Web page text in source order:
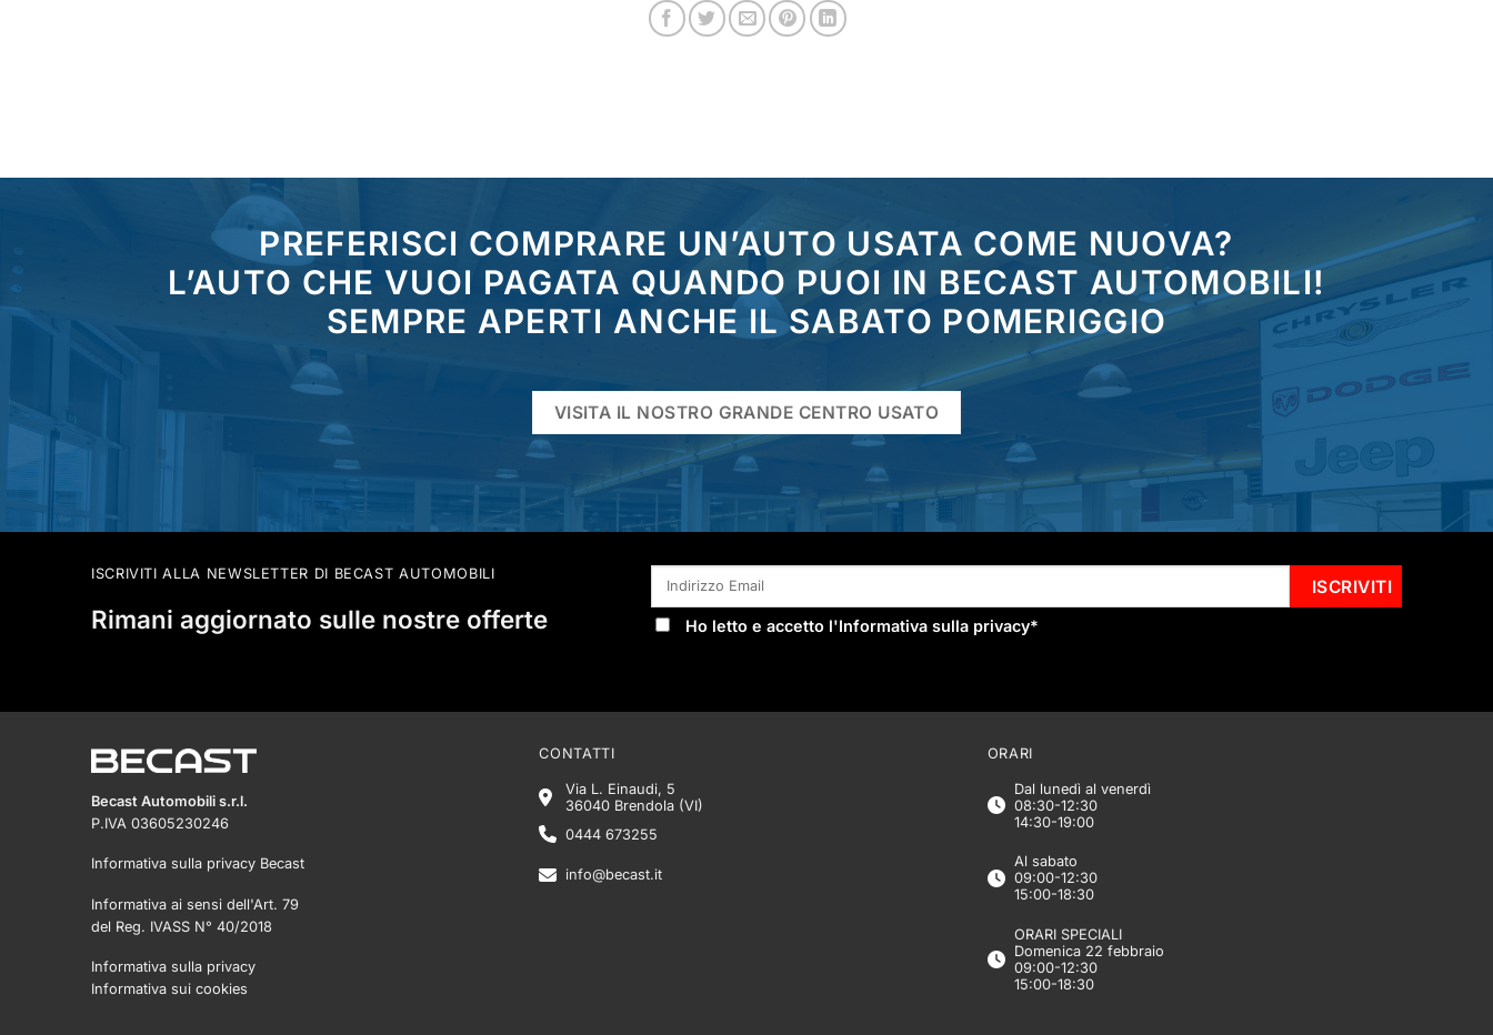
PREFERISCI COMPRARE UN’AUTO USATA COME NUOVA?
L’AUTO CHE VUOI PAGATA QUANDO PUOI IN BECAST AUTOMOBILI!
SEMPRE APERTI ANCHE IL SABATO POMERIGGIO
VISITA IL NOSTRO GRANDE CENTRO USATO
ISCRIVITI ALLA NEWSLETTER DI BECAST AUTOMOBILI
Rimani aggiornato sulle nostre offerte Ho letto e accetto l'Informativa sulla privacy*
Becast Automobili s.r.l.
P.IVA 03605230246
Informativa sulla privacy Becast
Informativa ai sensi dell'Art. 79
del Reg. IVASS N° 40/2018
Informativa sulla privacy
Informativa sui cookies
CONTATTI
Via L. Einaudi, 5
36040 Brendola (VI)
0444 673255
info@becast.it
ORARI
Dal lunedì al venerdì
08:30-12:30
14:30-19:00
Al sabato
09:00-12:30
15:00-18:30
ORARI SPECIALI
Domenica 22 febbraio
09:00-12:30
15:00-18:30